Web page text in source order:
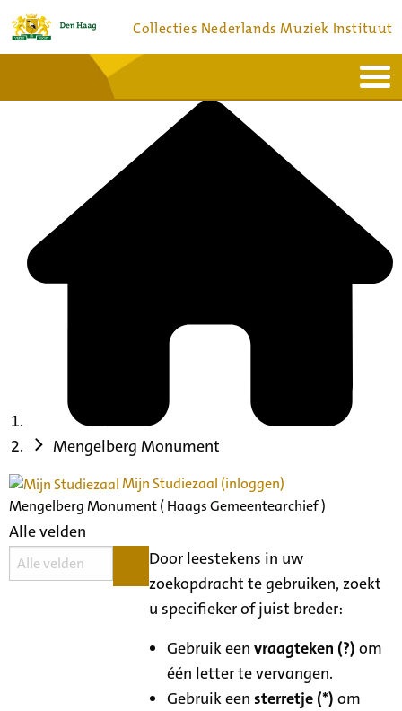
Collecties Nederlands Muziek Instituut
Bronnen en collecties
Mengelberg Monument
Mijn Studiezaal (inloggen)
Mengelberg Monument ( Haags Gemeentearchief )
Alle velden
Door leestekens in uw
zoekopdracht te gebruiken, zoekt
u specifieker of juist breder:
Gebruik eenvraagteken (?) om
één letter te vervangen.
Gebruik eensterretje (*) om